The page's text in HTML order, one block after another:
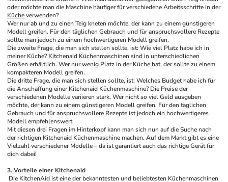
oder möchte man die Maschine häufiger für verschiedene Arbeitsschritte in der
Küche verwenden?
Wer nur ab und zu einen Teig kneten möchte, der kann zu einem günstigeren
Modell greifen. Für den täglichen Gebrauch und für anspruchsvollere Rezepte
sollte man jedoch zu einem hochwertigeren Modell greifen.
Die zweite Frage, die man sich stellen sollte, ist: Wie viel Platz habe ich in
meiner Küche? Kitchenaid Küchenmaschinen sind in unterschiedlichen
Größen erhältlich. Wer nur wenig Platz in der Küche hat, der sollte zu einem
kompakteren Modell greifen.
Die dritte Frage, die man sich stellen sollte, ist: Welches Budget habe ich für
die Anschaffung einer Kitchenaid Küchenmaschine? Die Preise der
verschiedenen Modelle variieren stark. Wer nicht so viel Geld ausgeben
möchte, der kann zu einem günstigeren Modell greifen. Für den täglichen
Gebrauch und für anspruchsvollere Rezepte ist jedoch ein hochwertigeres
Modell empfehlenswert.
Mit diesen drei Fragen im Hinterkopf kann man sich nun auf die Suche nach
der richtigen Kitchenaid Küchenmaschine machen. Auf dem Markt gibt es eine
Vielzahl verschiedener Modelle – da ist garantiert auch das richtige Gerät für
dich dabei!
3. Vorteile einer Kitchenaid